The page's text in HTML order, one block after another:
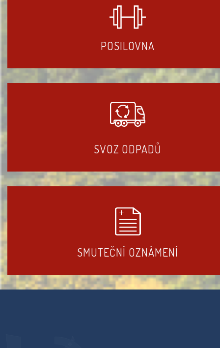
POSILOVNA
SVOZ ODPADŮ
SMUTEČNÍ OZNÁMENÍ